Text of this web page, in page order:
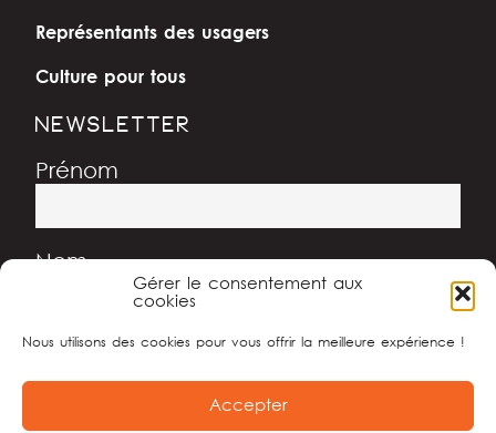
Gérer le consentement aux
cookies
Nous utilisons des cookies pour vous offrir la meilleure expérience !
Accepter
Représentants des usagers
Culture pour tous
NEWSLETTER
Prénom
Nom
Adresse e-mail